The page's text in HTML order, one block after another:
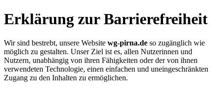
Erklärung zur Barrierefreiheit
Wir sind bestrebt, unsere Website wg-pirna.de so zugänglich wie
möglich zu gestalten. Unser Ziel ist es, allen Nutzerinnen und
Nutzern, unabhängig von ihren Fähigkeiten oder der von ihnen
verwendeten Technologie, einen einfachen und uneingeschränkten
Zugang zu den Inhalten zu ermöglichen.